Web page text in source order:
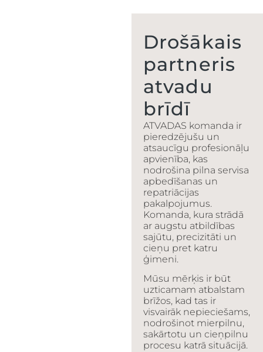
Drošākais
partneris
atvadu
brīdī
ATVADAS komanda ir
pieredzējušu un
atsaucīgu profesionāļu
apvienība, kas
nodrošina pilna servisa
apbedīšanas un
repatriācijas
pakalpojumus.
Komanda, kura strādā
ar augstu atbildības
sajūtu, precizitāti un
cieņu pret katru
ģimeni.
Mūsu mērķis ir būt
uzticamam atbalstam
brīžos, kad tas ir
visvairāk nepieciešams,
nodrošinot mierpilnu,
sakārtotu un cieņpilnu
procesu katrā situācijā.